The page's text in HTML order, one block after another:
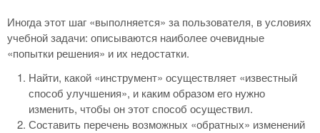
Иногда этот шаг «выполняется» за пользователя, в условиях
учебной задачи: описываются наиболее очевидные
«попытки решения» и их недостатки.
Найти, какой «инструмент» осуществляет «известный
способ улучшения», и каким образом его нужно
изменить, чтобы он этот способ осуществил.
Составить перечень возможных «обратных» изменений